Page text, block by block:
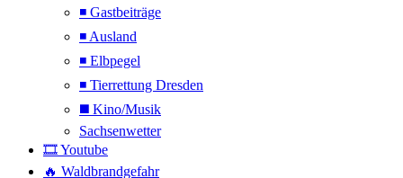
◾ Gastbeiträge
◾ Ausland
◾ Elbpegel
◾ Tierrettung Dresden
◼️ Kino/Musik
Sachsenwetter
🎞️ Youtube
🔥 Waldbrandgefahr